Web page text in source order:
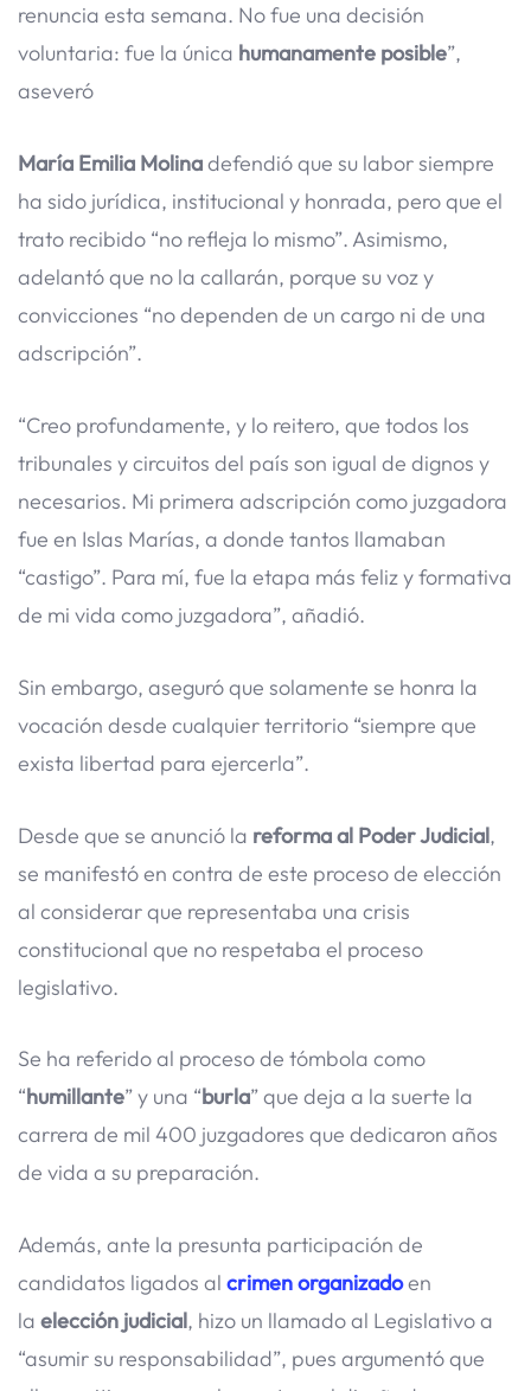
renuncia esta semana. No fue una decisión
voluntaria: fue la única humanamente posible”,
aseveró
María Emilia Molinadefendió que su labor siempre
ha sido jurídica, institucional y honrada, pero que el
trato recibido “no refleja lo mismo”. Asimismo,
adelantó que no la callarán, porque su voz y
convicciones “no dependen de un cargo ni de una
adscripción”.
“Creo profundamente, y lo reitero, que todos los
tribunales y circuitos del país son igual de dignos y
necesarios. Mi primera adscripción como juzgadora
fue en Islas Marías, a donde tantos llamaban
“castigo”. Para mí, fue la etapa más feliz y formativa
de mi vida como juzgadora”, añadió.
Sin embargo, aseguró que solamente se honra la
vocación desde cualquier territorio “siempre que
exista libertad para ejercerla”.
Desde que se anunció la reforma al Poder Judicial,
se manifestó en contra de este proceso de elección
al considerar que representaba una crisis
constitucional que no respetaba el proceso
legislativo.
Se ha referido al proceso de tómbola como
“humillante” y una “burla” que deja a la suerte la
carrera de mil 400 juzgadores que dedicaron años
de vida a su preparación.
Además, ante la presunta participación de
candidatos ligados al crimenorganizadoen
la elección judicial, hizo un llamado al Legislativo a
“asumir su responsabilidad”, pues argumentó que